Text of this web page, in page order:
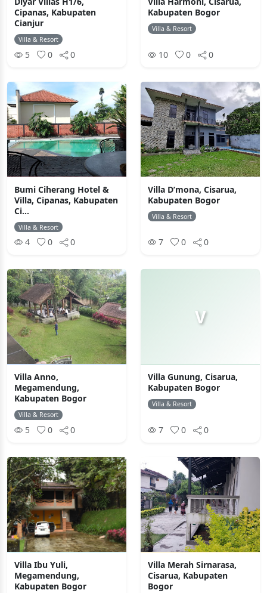
Cipanas, Kabupaten
Cianjur
Villa & Resort
5 0 0
Kabupaten Bogor
Villa & Resort
10 0 0
Bumi Ciherang Hotel &
Villa, Cipanas, Kabupaten
Ci...
Villa & Resort
4 0 0
Villa D’mona, Cisarua,
Kabupaten Bogor
Villa & Resort
7 0 0
Villa Anno,
Megamendung,
Kabupaten Bogor
Villa & Resort
5 0 0
V
Villa Gunung, Cisarua,
Kabupaten Bogor
Villa & Resort
7 0 0
Villa Ibu Yuli,
Megamendung,
Kabupaten Bogor
Villa Merah Sirnarasa,
Cisarua, Kabupaten
Bogor